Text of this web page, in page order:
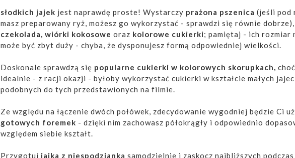
słodkich jajek jest naprawdę proste! Wystarczy prażona pszenica (jeśli pod
masz preparowany ryż, możesz go wykorzystać - sprawdzi się równie dobrze),
czekolada, wiórki kokosowe oraz kolorowe cukierki; pamiętaj - ich rozmiar
może być zbyt duży - chyba, że dysponujesz formą odpowiedniej wielkości.
Doskonale sprawdzą się popularne cukierki w kolorowych skorupkach, choć
idealnie - z racji okazji - byłoby wykorzystać cukierki w kształcie małych
podobnych do tych przedstawionych na filmie.
Ze względu na łączenie dwóch połówek, zdecydowanie wygodniej będzie Ci
gotowych foremek - dzięki nim zachowasz półokrągły i odpowiednio
względem siebie kształt.
Przygotuj jajka z niespodzianką samodzielnie i zaskocz najbliższych podczas